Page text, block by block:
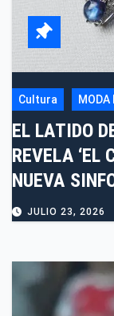
Cultura MODA
EL LATIDO
REVELA ‘EL
NUEVA
JULIO 23, 2026